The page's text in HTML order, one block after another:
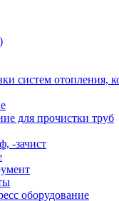
систем отопления,
для прочистки труб
-зачист
оборудование